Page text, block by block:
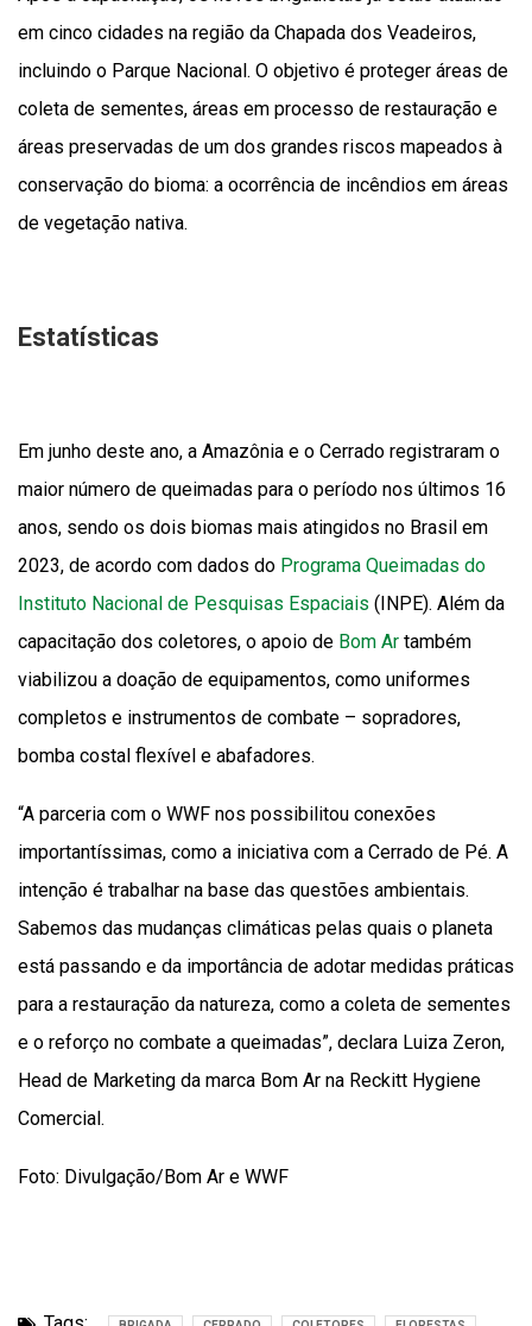
em cinco cidades na região da Chapada dos Veadeiros,
incluindo o Parque Nacional. O objetivo é proteger áreas de
coleta de sementes, áreas em processo de restauração e
áreas preservadas de um dos grandes riscos mapeados à
conservação do bioma: a ocorrência de incêndios em áreas
de vegetação nativa.
Estatísticas
Em junho deste ano, a Amazônia e o Cerrado registraram o
maior número de queimadas para o período nos últimos 16
anos, sendo os dois biomas mais atingidos no Brasil em
2023, de acordo com dados do Programa Queimadas do
Instituto Nacional de Pesquisas Espaciais (INPE). Além da
capacitação dos coletores, o apoio de Bom Ar também
viabilizou a doação de equipamentos, como uniformes
completos e instrumentos de combate – sopradores,
bomba costal flexível e abafadores.
“A parceria com o WWF nos possibilitou conexões
importantíssimas, como a iniciativa com a Cerrado de Pé. A
intenção é trabalhar na base das questões ambientais.
Sabemos das mudanças climáticas pelas quais o planeta
está passando e da importância de adotar medidas práticas
para a restauração da natureza, como a coleta de sementes
e o reforço no combate a queimadas”, declara Luiza Zeron,
Head de Marketing da marca Bom Ar na Reckitt Hygiene
Comercial.
Foto: Divulgação/Bom Ar e WWF